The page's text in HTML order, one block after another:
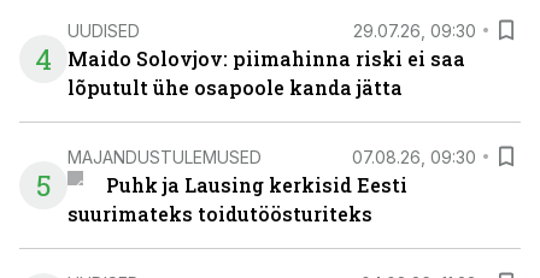
4
UUDISED 29.07.26, 09:30
Maido Solovjov: piimahinna riski ei saa
lõputult ühe osapoole kanda jätta
5
MAJANDUSTULEMUSED 07.08.26, 09:30
Puhk ja Lausing kerkisid Eesti
suurimateks toidutöösturiteks